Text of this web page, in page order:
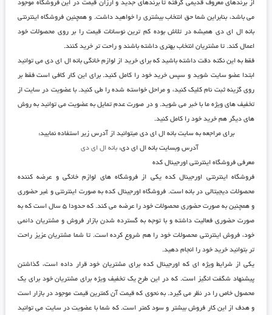
از برندهای معروف قدیمی گرفته تا برندهای جدید و ارزان قیمت در این فروشگاه موجود
می باشد، بنابراین شما حق انتخاب بیشتری را خواهید داشت. و همچنین فروشگاه اینترنتی
بانه ال ای دی همیشه در تلاش بوده کم ترین نوسانات قیمت را بر روی محصولات خود
اعمال کند. تا مشتریان انتخاب بهتری داشته باشند و راحت تر خرید کنند.
فقط به این نکته دقت داشته باشید که برای خرید از لوازم خانگی بانه ال ای دیمی توانید
ابتدا عضو سایت شوید و سپس خرید خود را کامل کنید. برای این کار کافی است فقط بر
روی گزینه ثبت نام کلیک کنید، و مراحل خواسته شده را طی کنید. با عضویت در سایت از
تخفیف های ویژه ما با خبر می شوید. و در صورت عدم تمایل به عضویت می توانید به روش
های دیگر هم خرید خود را کامل کنید.
برای مراجعه به سایت بانه ال ای دی میتوانید از آدرس زیر استفاده نمایید:
آدرس وبسایت بانه ال ای دی: بانه ال ای دی
معرفی فروشگاه اینترنتی اورجینال کده
فروشگاه اینترنتی اورجینال کدهیکی از فروشگاه های لوازم خانگی و عرضه کننده
محصولات دیجیتالی در بانه است. فروشگاه اورجینال کدهبه صورت اینترنتی و غیر حضوری
و همچنین به صورت حضوری محصولات خود را عرضه می کند. که حدودا ۵ سال است که به
صورت حضوری فعالیت داشته و با توجه به گسترده شدن بازار فروش و مشتریان دائمی
خود، فروش اینترنتی محصولات خود را هم شروع کرده است. تا شما مشتریان عزیز راحت
تر بتوانید خرید خود را انجام دهید.
یکی از شرایط ویژه ای کهاورجینال کدهبرای مشتریان خود قرار داده است، گذاشتن
پیشنهاد شگفت انگیز است. که در این طرح یک تخفیف ویژه برای مشتریان خود برای یک
محصول خاص را در نظر می گیرد. به نحوی که قیمت آن کمترین قیمت موجود در بازار است
و هدف از این کار فروش بیشتر و سود کمتر است. که شما با عضویت در سایت می توانید